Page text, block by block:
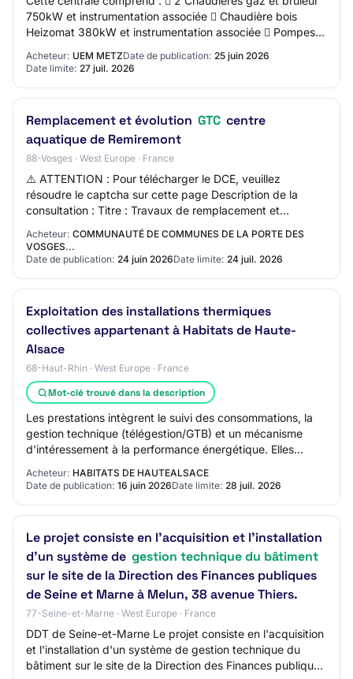
750kW et instrumentation associée  Chaudière bois
Heizomat 380kW et instrumentation associée  Pompes
Acheteur: UEM METZDate de publication: 25 juin 2026
Date limite: 27 juil. 2026
Remplacement et évolution GTC centre
aquatique de Remiremont
88-Vosges · West Europe · France
⚠️ ATTENTION : Pour télécharger le DCE, veuillez
résoudre le captcha sur cette page Description de la
consultation : Titre : Travaux de remplacement et
évolution GTC centre aquatique de Remiremont Ob…
Acheteur: COMMUNAUTÉ DE COMMUNES DE LA PORTE DES
VOSGES...
Date de publication: 24 juin 2026Date limite: 24 juil. 2026
Exploitation des installations thermiques
collectives appartenant à Habitats de Haute-
Alsace
68-Haut-Rhin · West Europe · France
Mot-clé trouvé dans la description
Les prestations intègrent le suivi des consommations, la
gestion technique (télégestion/GTB) et un mécanisme
d'intéressement à la performance énergétique. Elles
Acheteur: HABITATS DE HAUTEALSACE
Date de publication: 16 juin 2026Date limite: 28 juil. 2026
Le projet consiste en l'acquisition et l'installation
d'un système de gestion technique du bâtiment
sur le site de la Direction des Finances publiques
de Seine et Marne à Melun, 38 avenue Thiers.
77-Seine-et-Marne · West Europe · France
DDT de Seine-et-Marne Le projet consiste en l'acquisition
et l'installation d'un système de gestion technique du
bâtiment sur le site de la Direction des Finances publiques